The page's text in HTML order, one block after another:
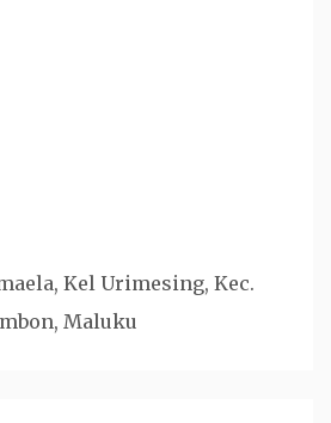
Kel Urimesing, Kec.
Maluku